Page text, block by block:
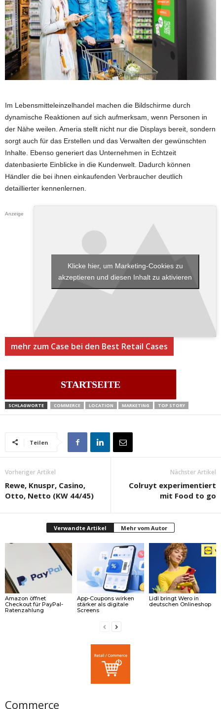
Im Lebensmitteleinzelhandel machen die Bildschirme durch
dynamische Reaktionen auf sich aufmerksam, wenn Personen in
der Nähe weilen. Ameria stellt nicht nur die Displays bereit, sondern
sorgt auch für das Erstellen und das Verwalten der gewünschten
Inhalte. Ebenso generiert das Unternehmen in Echtzeit
datenbasierte Einblicke in die Kundenwelt. Dadurch können
Händler die bei ihnen einkaufenden Verbraucher deutlich
detaillierter kennenlernen.
Anzeige
Klicke hier, um Marketing-Cookies zu
akzeptieren und diesen Inhalt zu aktivieren
mehr zum Case bei den Best Retail Cases
STARTSEITE
SCHLAGWORTE COMMERCE LOCATION MARKETING TOP STORY
Teilen
Vorheriger Artikel
Rewe, Knuspr, Casino,
Otto, Netto (KW 44/45)
Nächster Artikel
Colruyt experimentiert
mit Food to go
Verwandte Artikel Mehr vom Autor
Amazon öffnet
Checkout für PayPal-
Ratenzahlung
App-Coupons wirken
stärker als digitale
Screens
Lidl bringt Wero in
deutschen Onlineshop
Commerce